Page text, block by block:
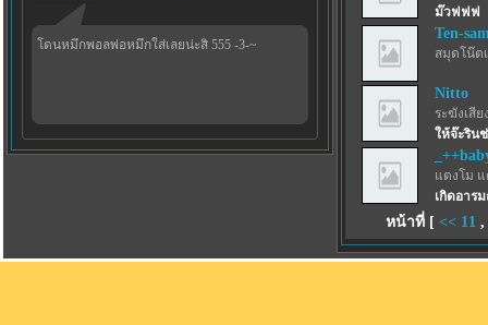
โดนหมึกพอลพ่อหมึกใส่เลยน่ะสิ 555 -3-~
ม๊วฟฟฟ
Ten-
สมุดโน๊ต
Nitto
ระฆังเสีย
ให้จ๊ะริน
แตงโม
เกิดอาร
หน้าที่ [ << 11 ,